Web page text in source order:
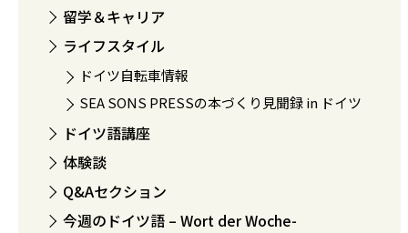
留学＆キャリア
ライフスタイル
ドイツ自転車情報
SEA SONS PRESSの本づくり見聞録 in ドイツ
ドイツ語講座
体験談
Q&Aセクション
今週のドイツ語 – Wort der Woche-